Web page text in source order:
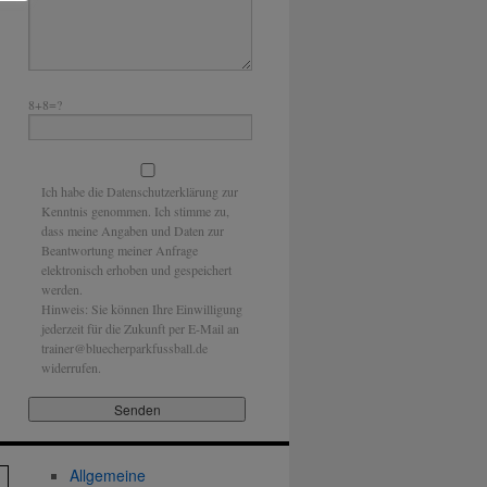
8+8=?
Ich habe die Datenschutzerklärung zur
Kenntnis genommen. Ich stimme zu,
dass meine Angaben und Daten zur
Beantwortung meiner Anfrage
elektronisch erhoben und gespeichert
werden.
Hinweis: Sie können Ihre Einwilligung
jederzeit für die Zukunft per E-Mail an
trainer@bluecherparkfussball.de
widerrufen.
Allgemeine